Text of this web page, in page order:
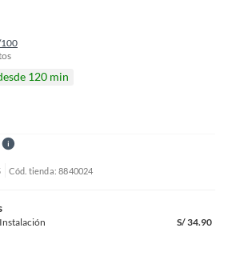
100
120 min
r
f
Cód. tienda: 8840024
S/34.90